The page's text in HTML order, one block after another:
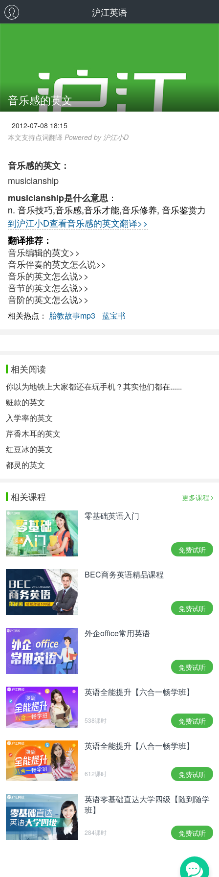
沪江英语
音乐感的英文
2012-07-08 18:15
本文支持点词翻译 Powered by 沪江小D
音乐感的英文：
musicianship
musicianship是什么意思 ：
n. 音乐技巧,音乐感,音乐才能,音乐修养, 音乐鉴赏力
到沪江小D查看音乐感的英文翻译>>
翻译推荐：
音乐编辑的英文>>
音乐伴奏的英文怎么说>>
音乐的英文怎么说>>
音节的英文怎么说>>
音阶的英文怎么说>>
相关热点： 胎教故事mp3 蓝宝书
相关阅读
你以为地铁上大家都还在玩手机？其实他们都在......
赃款的英文
入学率的英文
芹香木耳的英文
红豆冰的英文
都灵的英文
相关课程 更多课程
零基础英语入门
免费试听
BEC商务英语精品课程
免费试听
外企office常用英语
免费试听
英语全能提升【六合一畅学班】
538课时 免费试听
英语全能提升【八合一畅学班】
612课时 免费试听
英语零基础直达大学四级【随到随学
班】
284课时 免费试听